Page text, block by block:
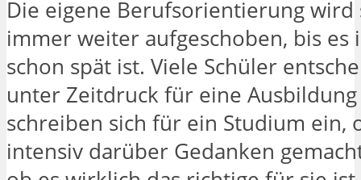
Die eigene Berufsorientierung wird
immer weiter aufgeschoben, bis es
schon spät ist. Viele Schüler
unter Zeitdruck für eine
schreiben sich für ein Studium ein,
intensiv darüber Gedanken